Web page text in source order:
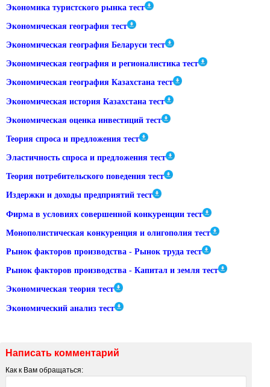
Экономика туристского рынка тест
Экономическая география тест
Экономическая география Беларуси тест
Экономическая география и регионалистика тест
Экономическая география Казахстана тест
Экономическая история Казахстана тест
Экономическая оценка инвестиций тест
Теория спроса и предложения тест
Эластичность спроса и предложения тест
Теория потребительского поведения тест
Издержки и доходы предприятий тест
Фирма в условиях совершенной конкуренции тест
Монополистическая конкуренция и олигополия тест
Рынок факторов производства - Рынок труда тест
Рынок факторов производства - Капитал и земля тест
Экономическая теория тест
Экономический анализ тест
Написать комментарий
Как к Вам обращаться: